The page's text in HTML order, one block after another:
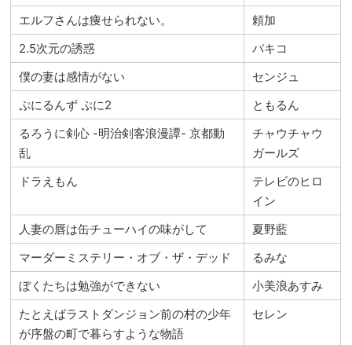
エルフさんは痩せられない。
頼加
2.5次元の誘惑
バキコ
僕の妻は感情がない
センジュ
ぷにるんず ぷに2
ともるん
るろうに剣心 -明治剣客浪漫譚- 京都動
乱
チャウチャウ
ガールズ
ドラえもん
テレビのヒロ
イン
人妻の唇は缶チューハイの味がして
夏野藍
マーダーミステリー・オブ・ザ・デッド
るみな
ぼくたちは勉強ができない
小美浪あすみ
たとえばラストダンジョン前の村の少年
が序盤の町で暮らすような物語
セレン